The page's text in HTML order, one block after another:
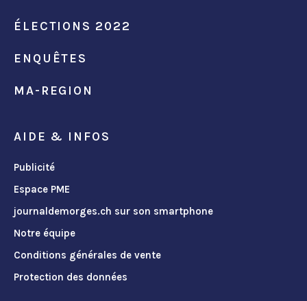
ÉLECTIONS 2022
ENQUÊTES
MA-REGION
AIDE & INFOS
Publicité
Espace PME
journaldemorges.ch sur son smartphone
Notre équipe
Conditions générales de vente
Protection des données